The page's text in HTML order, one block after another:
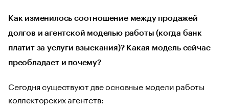
Как изменилось соотношение между продажей
долгов и агентской моделью работы (когда банк
платит за услуги взыскания)? Какая модель сейчас
преобладает и почему?
Сегодня существуют две основные модели работы
коллекторских агентств: